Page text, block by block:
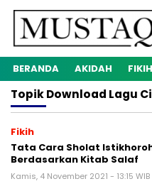
BERANDA AKIDAH FIKIH
TopikDownload Lagu
Fikih
Tata Cara Sholat
Berdasarkan Kitab Salaf
Kamis, 4 November 2021 - 13:15 WIB